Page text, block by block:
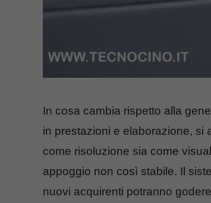
In cosa cambia rispetto alla
in prestazioni e elaborazione, si
come risoluzione sia come
appoggio non così stabile. Il
nuovi acquirenti potranno